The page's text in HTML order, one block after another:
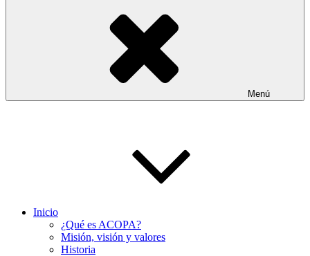
Menú
Inicio
¿Qué es ACOPA?
Misión, visión y valores
Historia